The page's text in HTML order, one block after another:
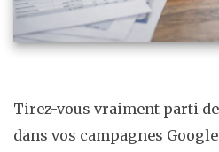
Tirez-vous vraiment parti
dans vos campagnes Google